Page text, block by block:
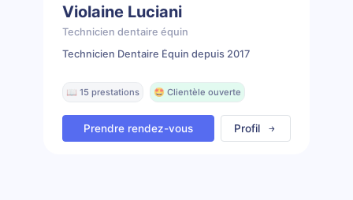
Violaine Luciani
Technicien dentaire équin
Technicien Dentaire Équin depuis 2017
📖 15 prestations 🤩 Clientèle ouverte
Prendre rendez-vous Profil